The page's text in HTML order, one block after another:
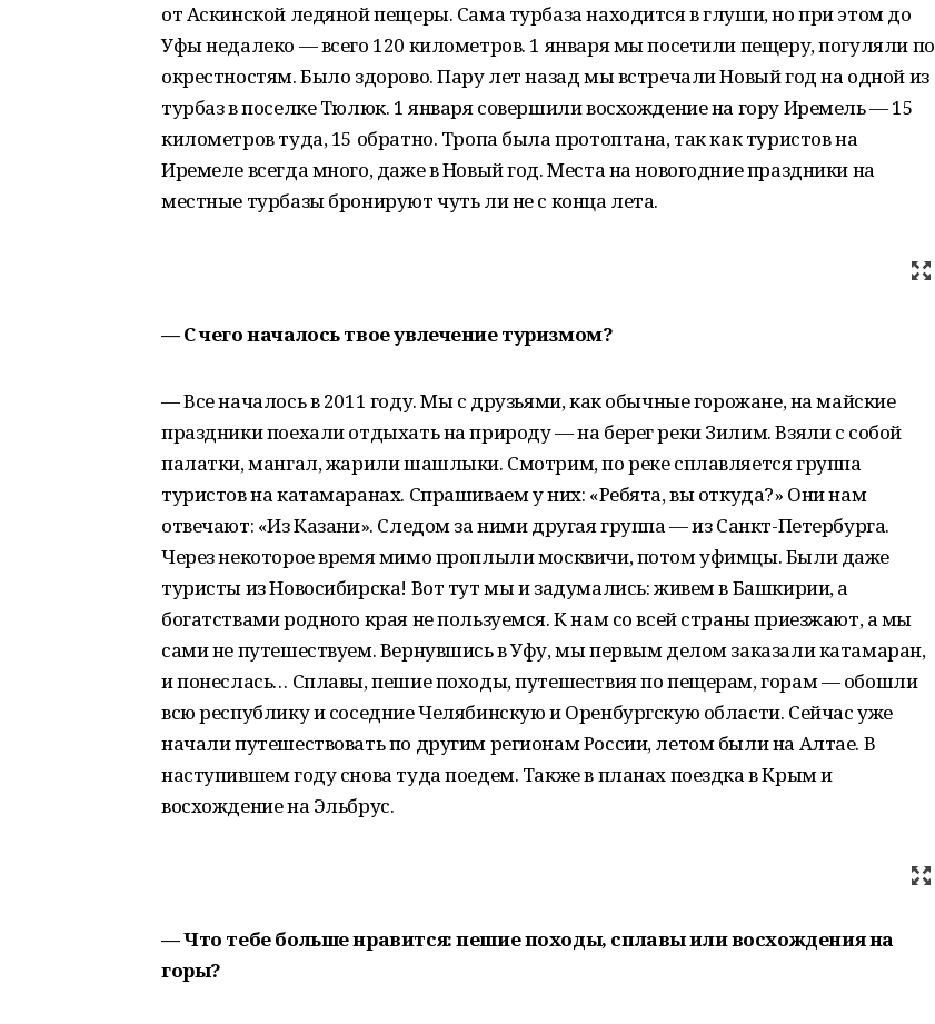
от Аскинской ледяной пещеры. Сама турбаза находится в глуши, но при этом до
Уфы недалеко — всего 120 километров. 1 января мы посетили пещеру, погуляли по
окрестностям. Было здорово. Пару лет назад мы встречали Новый год на одной из
турбаз в поселке Тюлюк. 1 января совершили восхождение на гору Иремель — 15
километров туда, 15 обратно. Тропа была протоптана, так как туристов на
Иремеле всегда много, даже в Новый год. Места на новогодние праздники на
местные турбазы бронируют чуть ли не с конца лета.
— С чего началось твое увлечение туризмом?
— Все началось в 2011 году. Мы с друзьями, как обычные горожане, на майские
праздники поехали отдыхать на природу — на берег реки Зилим. Взяли с собой
палатки, мангал, жарили шашлыки. Смотрим, по реке сплавляется группа
туристов на катамаранах. Спрашиваем у них: «Ребята, вы откуда?» Они нам
отвечают: «Из Казани». Следом за ними другая группа — из Санкт-Петербурга.
Через некоторое время мимо проплыли москвичи, потом уфимцы. Были даже
туристы из Новосибирска! Вот тут мы и задумались: живем в Башкирии, а
богатствами родного края не пользуемся. К нам со всей страны приезжают, а мы
сами не путешествуем. Вернувшись в Уфу, мы первым делом заказали катамаран,
и понеслась… Сплавы, пешие походы, путешествия по пещерам, горам — обошли
всю республику и соседние Челябинскую и Оренбургскую области. Сейчас уже
начали путешествовать по другим регионам России, летом были на Алтае. В
наступившем году снова туда поедем. Также в планах поездка в Крым и
восхождение на Эльбрус.
— Что тебе больше нравится: пешие походы, сплавы или восхождения на
горы?